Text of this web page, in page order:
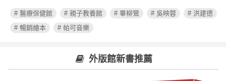
# 醫療保健館 # 親子教養館 # 畢柳鶯 # 吳映蓉
# 洪建德
# 暢銷繪本
# 帕可音樂
外版館新書推薦